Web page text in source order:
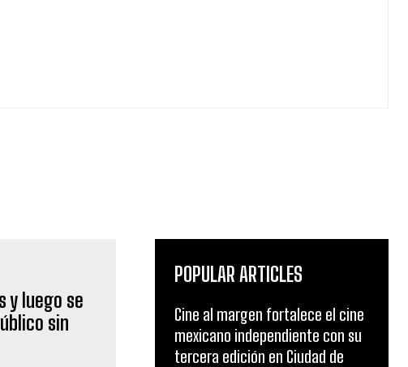
POPULAR ARTICLES
Cine al margen fortalece el cine
mexicano independiente con su
tercera edición en Ciudad de